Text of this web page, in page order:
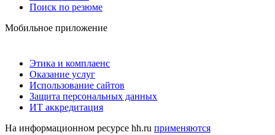
Поиск по резюме
Мобильное приложение
Этика и комплаенс
Оказание услуг
Использование сайтов
Защита персональных данных
ИТ аккредитация
На информационном ресурсе hh.ru применяются